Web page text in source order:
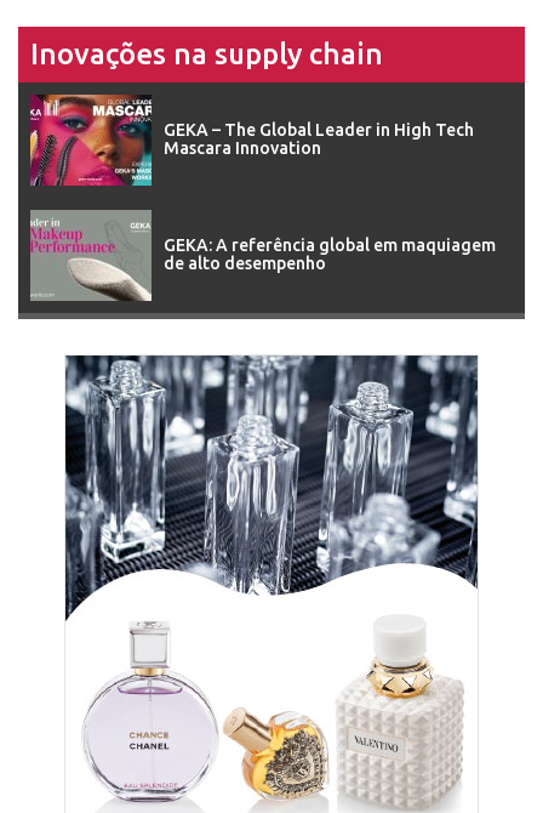
Inovações na supply chain
GEKA – The Global Leader in High Tech
Mascara Innovation
GEKA: A referência global em maquiagem
de alto desempenho